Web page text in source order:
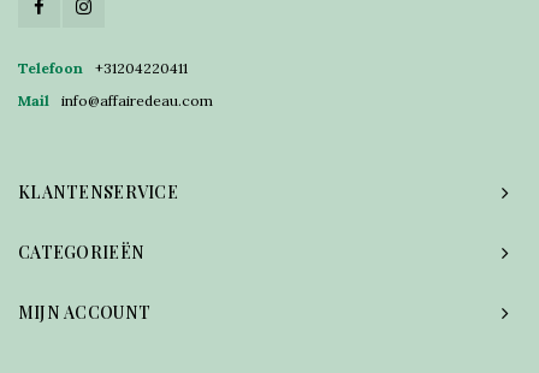
Telefoon
+31204220411
Mail
info@affairedeau.com
KLANTENSERVICE
CATEGORIEËN
MIJN ACCOUNT